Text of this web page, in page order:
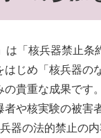
「核兵器禁止条
はじめ「核兵器
の貴重な成果で
や核実験の被害
器の法的禁止の